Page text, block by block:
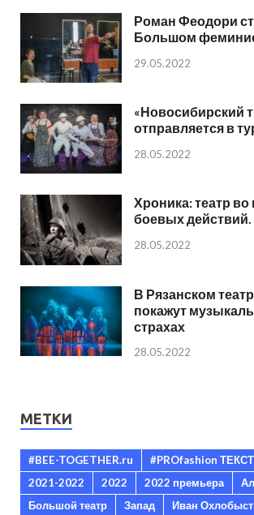
Роман Феодори
Большом
29.05.2022
«Новосибирский
отправляется в
28.05.2022
Хроника: театр
боевых действий.
28.05.2022
В Рязанском
покажут
страхах
28.05.2022
МЕТКИ
#BEE-TOGETHER.ru
#PROfashion
2021-2022
2022 2022 премьера
Большой театр
Запад
Иван